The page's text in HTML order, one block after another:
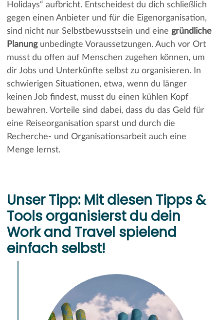
Holidays“ aufbricht. Entscheidest du dich schließlich
gegen einen Anbieter und für die Eigenorganisation,
sind nicht nur Selbstbewusstsein und eine gründliche
Planungunbedingte Voraussetzungen. Auch vor Ort
musst du offen auf Menschen zugehen können, um
dir Jobs und Unterkünfte selbst zu organisieren. In
schwierigen Situationen, etwa, wenn du länger
keinen Job findest, musst du einen kühlen Kopf
bewahren. Vorteile sind dabei, dass du das Geld für
eine Reiseorganisation sparst und durch die
Recherche- und Organisationsarbeit auch eine
Menge lernst.
Unser Tipp: Mit diesen Tipps &
Tools organisierst du dein
Work and Travel spielend
einfach selbst!